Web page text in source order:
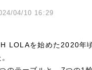
04/10 16:29
LOLAを始めた2020年